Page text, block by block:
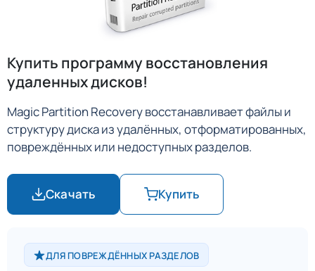
Купить программу восстановления
удаленных дисков!
Magic Partition Recovery восстанавливает файлы и
структуру диска из удалённых, отформатированных,
повреждённых или недоступных разделов.
Скачать Купить
ДЛЯ ПОВРЕЖДЁННЫХ РАЗДЕЛОВ